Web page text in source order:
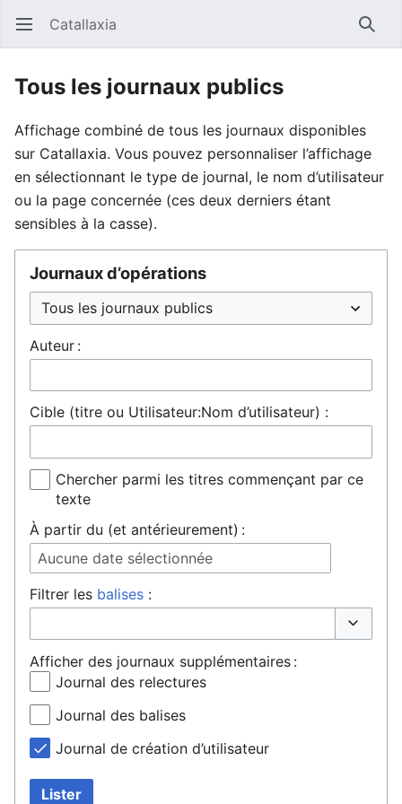
Ouvrir le menu principal Catallaxia
Tous les journaux publics
Affichage combiné de tous les journaux disponibles
sur Catallaxia. Vous pouvez personnaliser l’affichage
en sélectionnant le type de journal, le nom d’utilisateur
ou la page concernée (ces deux derniers étant
sensibles à la casse).
Journaux d’opérations
Auteur :
Cible (titre ou Utilisateur:Nom d’utilisateur) :
Chercher parmi les titres commençant par ce
texte
À partir du (et antérieurement) :
Aucune date sélectionnée
Filtrer les balises :
Afficher des journaux supplémentaires :
Journal des relectures
Journal des balises
Journal de création d’utilisateur
Lister